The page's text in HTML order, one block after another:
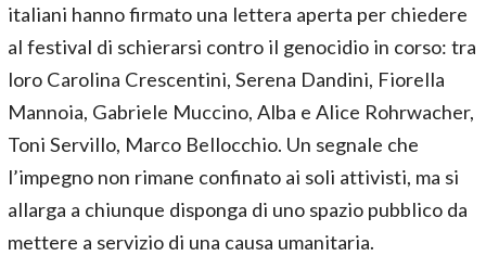
italiani hanno firmato una lettera aperta per chiedere
al festival di schierarsi contro il genocidio in corso: tra
loro Carolina Crescentini, Serena Dandini, Fiorella
Mannoia, Gabriele Muccino, Alba e Alice Rohrwacher,
Toni Servillo, Marco Bellocchio. Un segnale che
l’impegno non rimane confinato ai soli attivisti, ma si
allarga a chiunque disponga di uno spazio pubblico da
mettere a servizio di una causa umanitaria.